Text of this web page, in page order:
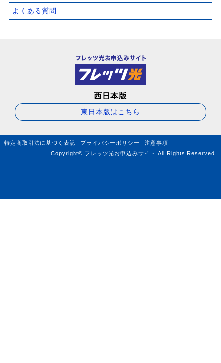
よくある質問
西日本版
東日本版はこちら
特定商取引法に基づく表記 プライバシーポリシー
注意事項
Copyright© フレッツ光お申込みサイト All Rights Reserved.